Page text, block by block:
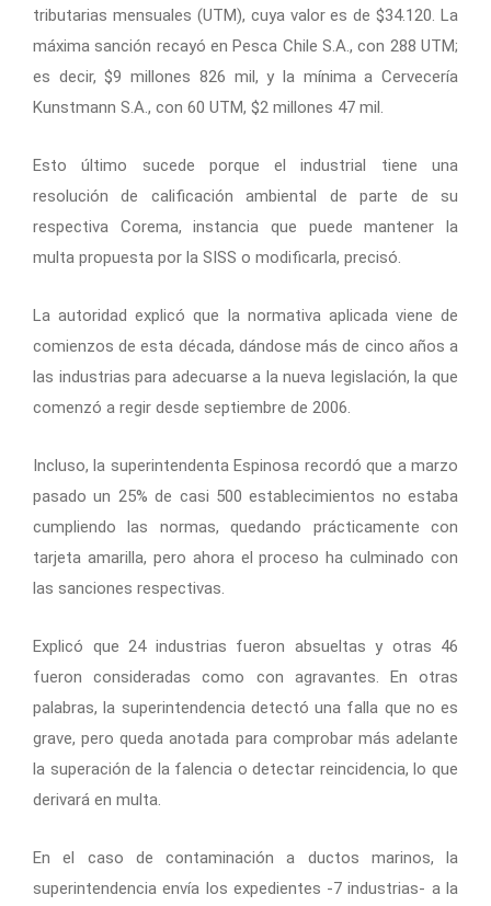
tributarias mensuales (UTM), cuya valor es de $34.120. La
máxima sanción recayó en Pesca Chile S.A., con 288 UTM;
es decir, $9 millones 826 mil, y la mínima a Cervecería
Kunstmann S.A., con 60 UTM, $2 millones 47 mil.
Esto último sucede porque el industrial tiene una
resolución de calificación ambiental de parte de su
respectiva Corema, instancia que puede mantener la
multa propuesta por la SISS o modificarla, precisó.
La autoridad explicó que la normativa aplicada viene de
comienzos de esta década, dándose más de cinco años a
las industrias para adecuarse a la nueva legislación, la que
comenzó a regir desde septiembre de 2006.
Incluso, la superintendenta Espinosa recordó que a marzo
pasado un 25% de casi 500 establecimientos no estaba
cumpliendo las normas, quedando prácticamente con
tarjeta amarilla, pero ahora el proceso ha culminado con
las sanciones respectivas.
Explicó que 24 industrias fueron absueltas y otras 46
fueron consideradas como con agravantes. En otras
palabras, la superintendencia detectó una falla que no es
grave, pero queda anotada para comprobar más adelante
la superación de la falencia o detectar reincidencia, lo que
derivará en multa.
En el caso de contaminación a ductos marinos, la
superintendencia envía los expedientes -7 industrias- a la